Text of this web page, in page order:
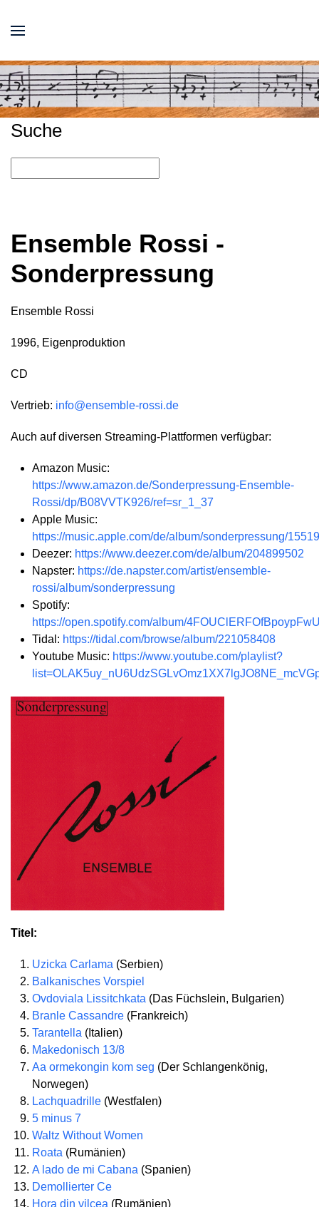
Suche
Ensemble Rossi -
Sonderpressung
Ensemble Rossi
1996, Eigenproduktion
CD
Vertrieb: info@ensemble-rossi.de
Auch auf diversen Streaming-Plattformen verfügbar:
Amazon Music:
https://www.amazon.de/Sonderpressung-Ensemble-
Rossi/dp/B08VVTK926/ref=sr_1_37
Apple Music:
https://music.apple.com/de/album/sonderpressung/
Deezer: https://www.deezer.com/de/album/204899502
Napster: https://de.napster.com/artist/ensemble-
rossi/album/sonderpressung
Spotify:
https://open.spotify.com/album/
Tidal: https://tidal.com/browse/album/221058408
Youtube Music: https://www.youtube.com/playlist?
Titel:
Uzicka Carlama (Serbien)
Balkanisches Vorspiel
Ovdoviala Lissitchkata (Das Füchslein, Bulgarien)
Branle Cassandre (Frankreich)
Tarantella (Italien)
Makedonisch 13/8
Aa ormekongin kom seg (Der Schlangenkönig,
Norwegen)
Lachquadrille (Westfalen)
5 minus 7
Waltz Without Women
Roata (Rumänien)
A lado de mi Cabana (Spanien)
Demollierter Ce
Hora din vilcea (Rumänien)